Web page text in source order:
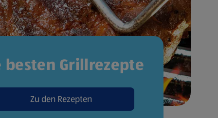
besten Grillrezepte
Zu den Rezepten